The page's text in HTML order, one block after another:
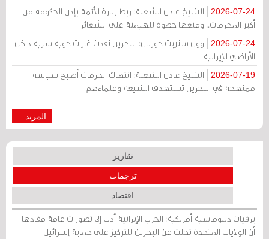
2026-07-24
الشيخ عادل الشعلة: ربط زيارة الأئمة بإذن الحكومة من
أكبر المحرمات.. ومنعها خطوة للهيمنة على الشعائر
2026-07-24
وول ستريت جورنال: البحرين نفذت غارات جوية سرية داخل
الأراضي الإيرانية
2026-07-19
الشيخ عادل الشعلة: انتهاك الحرمات أصبح سياسة
ممنهجة في البحرين تستهدف الشيعة وعلماءهم
المزيد...
تقارير
ترجمات
اقتصاد
برقيات دبلوماسية أمريكية: الحرب الإيرانية أدت إلى تصورات عامة مفادها
أن الولايات المتحدة تخلت عن البحرين للتركيز على حماية إسرائيل